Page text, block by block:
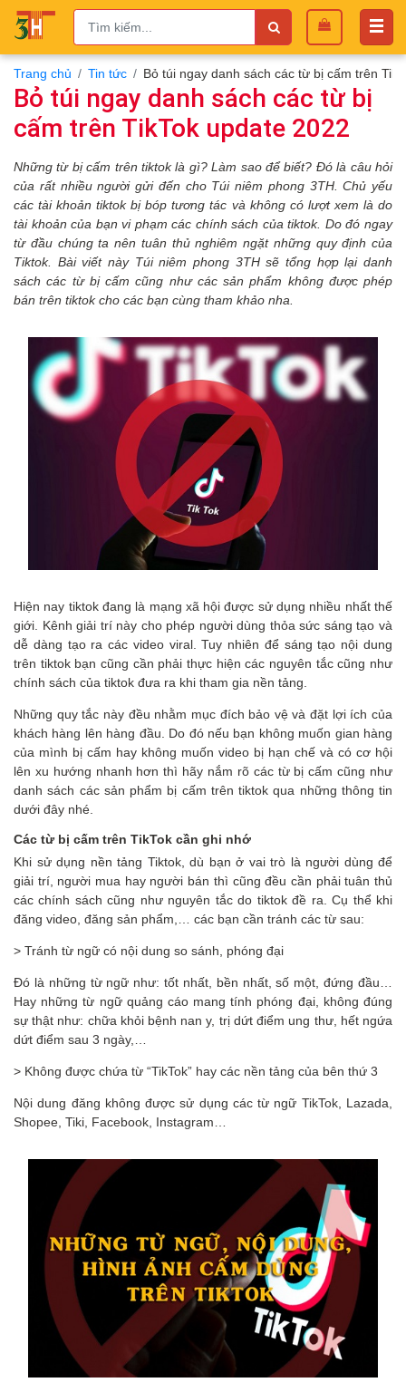
Trang chủ Tin tức Bỏ túi ngay danh sách các từ bị cấm trên
Bỏ túi ngay danh sách các từ bị
cấm trên TikTok update 2022
Những từ bị cấm trên tiktok là gì? Làm sao để biết? Đó là câu hỏi
của rất nhiều người gửi đến cho Túi niêm phong 3TH. Chủ yếu
các tài khoản tiktok bị bóp tương tác và không có lượt xem là do
tài khoản của bạn vi phạm các chính sách của tiktok. Do đó ngay
từ đầu chúng ta nên tuân thủ nghiêm ngặt những quy định của
Tiktok. Bài viết này Túi niêm phong 3TH sẽ tổng hợp lại danh
sách các từ bị cấm cũng như các sản phẩm không được phép
bán trên tiktok cho các bạn cùng tham khảo nha.
Hiện nay tiktok đang là mạng xã hội được sử dụng nhiều nhất thế
giới. Kênh giải trí này cho phép người dùng thỏa sức sáng tạo và
dễ dàng tạo ra các video viral. Tuy nhiên để sáng tạo nội dung
trên tiktok bạn cũng cần phải thực hiện các nguyên tắc cũng như
chính sách của tiktok đưa ra khi tham gia nền tảng.
Những quy tắc này đều nhằm mục đích bảo vệ và đặt lợi ích của
khách hàng lên hàng đầu. Do đó nếu bạn không muốn gian hàng
của mình bị cấm hay không muốn video bị hạn chế và có cơ hội
lên xu hướng nhanh hơn thì hãy nắm rõ các từ bị cấm cũng như
danh sách các sản phẩm bị cấm trên tiktok qua những thông tin
dưới đây nhé.
Các từ bị cấm trên TikTok cần ghi nhớ
Khi sử dụng nền tảng Tiktok, dù bạn ở vai trò là người dùng để
giải trí, người mua hay người bán thì cũng đều cần phải tuân thủ
các chính sách cũng như nguyên tắc do tiktok đề ra. Cụ thể khi
đăng video, đăng sản phẩm,… các bạn cần tránh các từ sau:
> Tránh từ ngữ có nội dung so sánh, phóng đại
Đó là những từ ngữ như: tốt nhất, bền nhất, số một, đứng đầu…
Hay những từ ngữ quảng cáo mang tính phóng đại, không đúng
sự thật như: chữa khỏi bệnh nan y, trị dứt điểm ung thư, hết ngứa
dứt điểm sau 3 ngày,…
> Không được chứa từ “TikTok” hay các nền tảng của bên thứ 3
Nội dung đăng không được sử dụng các từ ngữ TikTok, Lazada,
Shopee, Tiki, Facebook, Instagram…